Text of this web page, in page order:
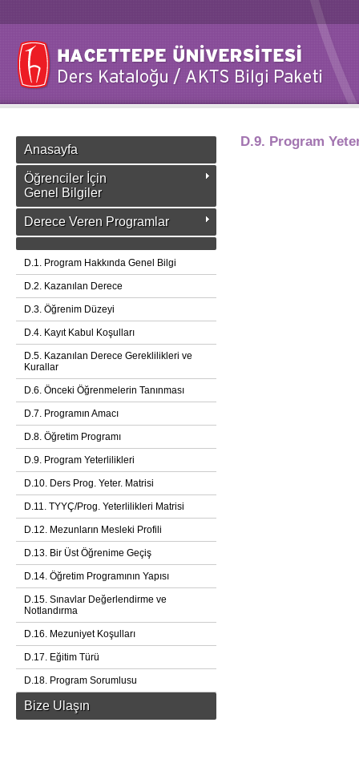
Anasayfa
Öğrenciler İçin
Genel Bilgiler
Derece Veren Programlar
D.1. Program Hakkında Genel Bilgi
D.2. Kazanılan Derece
D.3. Öğrenim Düzeyi
D.4. Kayıt Kabul Koşulları
D.5. Kazanılan Derece Gereklilikleri ve
Kurallar
D.6. Önceki Öğrenmelerin Tanınması
D.7. Programın Amacı
D.8. Öğretim Programı
D.9. Program Yeterlilikleri
D.10. Ders Prog. Yeter. Matrisi
D.11. TYYÇ/Prog. Yeterlilikleri Matrisi
D.12. Mezunların Mesleki Profili
D.13. Bir Üst Öğrenime Geçiş
D.14. Öğretim Programının Yapısı
D.15. Sınavlar Değerlendirme ve
Notlandırma
D.16. Mezuniyet Koşulları
D.17. Eğitim Türü
D.18. Program Sorumlusu
Bize Ulaşın
D.9. Program